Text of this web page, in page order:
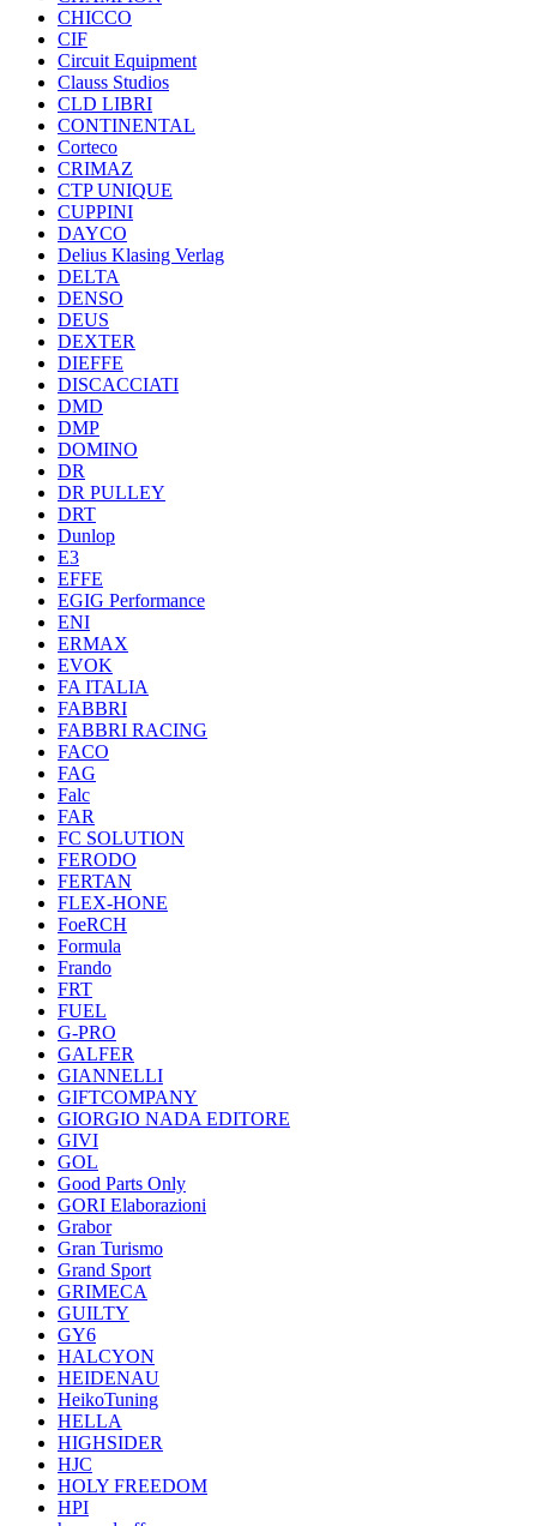
CHICCO
CIF
Circuit Equipment
Clauss Studios
CLD LIBRI
CONTINENTAL
Corteco
CRIMAZ
CTP UNIQUE
CUPPINI
DAYCO
Delius Klasing Verlag
DELTA
DENSO
DEUS
DEXTER
DIEFFE
DISCACCIATI
DMD
DMP
DOMINO
DR
DR PULLEY
DRT
Dunlop
E3
EFFE
EGIG Performance
ENI
ERMAX
EVOK
FA ITALIA
FABBRI
FABBRI RACING
FACO
FAG
Falc
FAR
FC SOLUTION
FERODO
FERTAN
FLEX-HONE
FoeRCH
Formula
Frando
FRT
FUEL
G-PRO
GALFER
GIANNELLI
GIFTCOMPANY
GIORGIO NADA EDITORE
GIVI
GOL
Good Parts Only
GORI Elaborazioni
Grabor
Gran Turismo
Grand Sport
GRIMECA
GUILTY
GY6
HALCYON
HEIDENAU
HeikoTuning
HELLA
HIGHSIDER
HJC
HOLY FREEDOM
HPI